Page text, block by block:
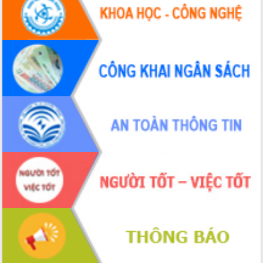
Tháo gỡ những vướng mắc, đẩy mạnh
công tác cải cách thủ tục hành chính
tại Trung tâm Phục vụ hành chính
công tỉnh
Đắk Lắk: Tôn vinh 46 giải pháp tại Hội
thi Sáng tạo Kỹ thuật 2024 - 2025
Đắk Lắk rà soát, điều chỉnh Đề án 190
về phát triển nuôi trồng thủy sản
Phó Chủ tịch UBND tỉnh Đắk Lắk
Trương Công Thái kiểm tra thực địa
Dự án cao tốc Khánh Hòa - Buôn Ma
Định vị cà phê Việt Nam như một “di
sản sống” trong dòng chảy toàn cầu
Xây dựng nông thôn mới: Nâng cao đời
sống người dân từ những mô hình thiết
Quyết liệt tháo gỡ vướng mắc, đẩy
nhanh tiến độ các dự án trọng điểm
trong Khu kinh tế Nam Phú Yên